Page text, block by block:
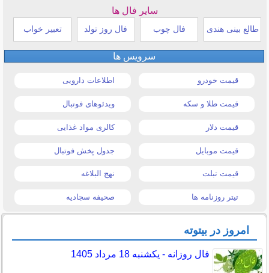
سایر فال ها
طالع بینی هندی فال چوب فال روز تولد تعبیر خواب
سرویس ها
قیمت خودرو اطلاعات دارویی
قیمت طلا و سکه ویدئوهای فوتبال
قیمت دلار کالری مواد غذایی
قیمت موبایل جدول پخش فوتبال
قیمت تبلت نهج البلاغه
تیتر روزنامه ها صحیفه سجادیه
امروز در بیتوته
فال روزانه - یکشنبه 18 مرداد 1405